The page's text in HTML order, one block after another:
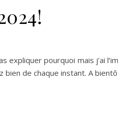
pourquoi mais j’ai
bien de chaque instant. A